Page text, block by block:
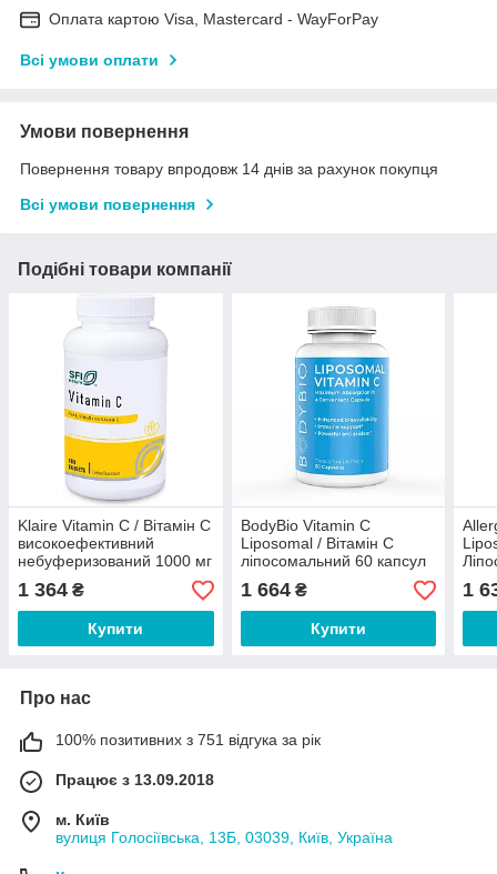
Оплата картою Visa, Mastercard - WayForPay
Всі умови оплати
Умови повернення
Повернення товару впродовж 14 днів за рахунок покупця
Всі умови повернення
Подібні товари компанії
Klaire Vitamin C / Вітамін С
високоефективний
небуферизований 1000 мг
100 таблеток
1 364 ₴
Купити
BodyBio Vitamin C
Liposomal / Вітамін C
ліпосомальний 60 капсул
1 664₴
Купити
120
1
Про нас
100% позитивних з 751 відгука за рік
Працює з 13.09.2018
м. Київ
вулиця Голосіївська, 13Б, 03039, Київ, Україна